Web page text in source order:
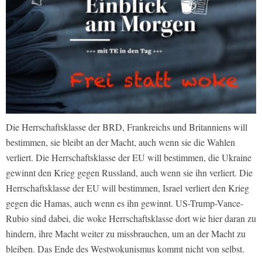
Die Herrschaftsklasse der BRD, Frankreichs und Britanniens will
bestimmen, sie bleibt an der Macht, auch wenn sie die Wahlen
verliert. Die Herrschaftsklasse der EU will bestimmen, die Ukraine
gewinnt den Krieg gegen Russland, auch wenn sie ihn verliert. Die
Herrschaftsklasse der EU will bestimmen, Israel verliert den Krieg
gegen die Hamas, auch wenn es ihn gewinnt. US-Trump-Vance-
Rubio sind dabei, die woke Herrschaftsklasse dort wie hier daran zu
hindern, ihre Macht weiter zu missbrauchen, um an der Macht zu
bleiben. Das Ende des Westwokunismus kommt nicht von selbst.